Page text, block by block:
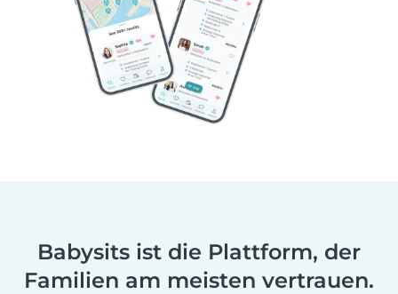
Babysits ist die Plattform, der
Familien am meisten vertrauen.